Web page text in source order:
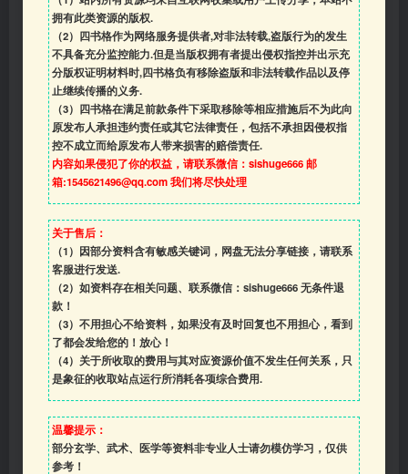
拥有此类资源的版权.
（2）四书格作为网络服务提供者,对非法转载,盗版行为的发生
不具备充分监控能力.但是当版权拥有者提出侵权指控并出示充
分版权证明材料时,四书格负有移除盗版和非法转载作品以及停
止继续传播的义务.
（3）四书格在满足前款条件下采取移除等相应措施后不为此向
原发布人承担违约责任或其它法律责任，包括不承担因侵权指
控不成立而给原发布人带来损害的赔偿责任.
内容如果侵犯了你的权益，请联系微信：sishuge666 邮
箱:1545621496@qq.com 我们将尽快处理
关于售后：
（1）因部分资料含有敏感关键词，网盘无法分享链接，请联系
客服进行发送.
（2）如资料存在相关问题、联系微信：sishuge666 无条件退
款！
（3） 不用担心不给资料，如果没有及时回复也不用担心，看到
了都会发给您的！放心！
（4） 关于所收取的费用与其对应资源价值不发生任何关系，只
是象征的收取站点运行所消耗各项综合费用.
温馨提示：
部分玄学、武术、医学等资料非专业人士请勿模仿学习，仅供
参考！